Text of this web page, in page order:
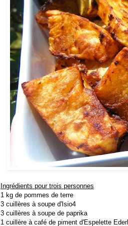
Ingrédients pour trois personnes
1 kg de pommes de terre
3 cuillères à soupe d'Isio4
3 cuillères à soupe de paprika
1 cuillère à café de piment d'Espelette